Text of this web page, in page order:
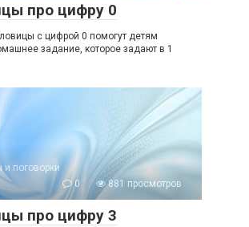
про цифру 0
с цифрой 0 помогут детям
задание, которое задают в 1
поговорки
0
881 просмотров
про цифру 3